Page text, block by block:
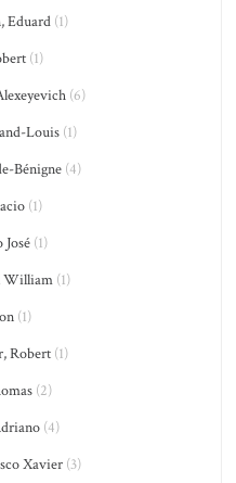
Eduard(1)
(1)
(6)
Louis(1)
Bénigne(4)
(1)
José(1)
William (1)
(1)
Robert(1)
(2)
(4)
Xavier(3)